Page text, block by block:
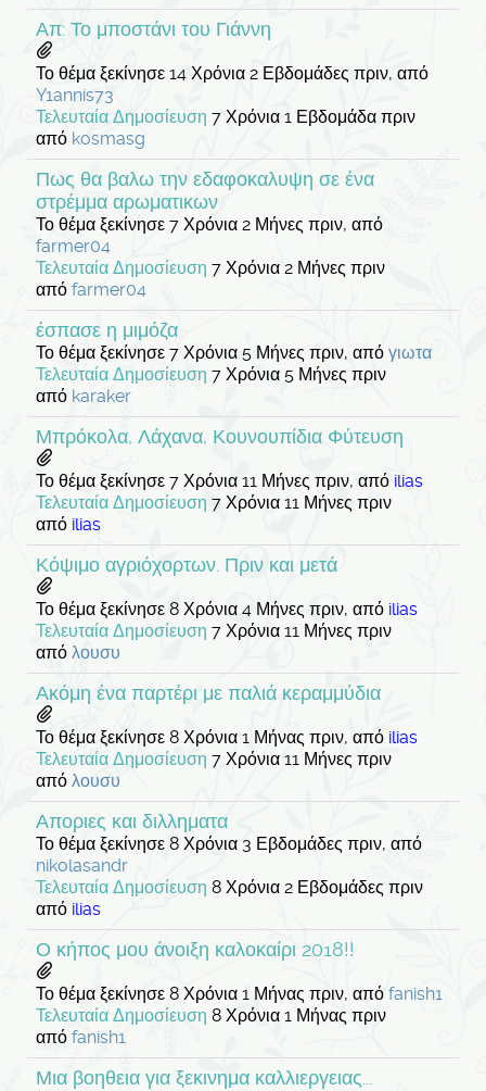
Απ: Το μποστάνι του Γιάννη
Το θέμα ξεκίνησε 14 Χρόνια 2 Εβδομάδες πριν, από
Y1annis73
Τελευταία Δημοσίευση 7 Χρόνια 1 Εβδομάδα πριν
από kosmasg
Πως θα βαλω την εδαφοκαλυψη σε ένα
στρέμμα αρωματικων
Το θέμα ξεκίνησε 7 Χρόνια 2 Μήνες πριν, από
farmer04
Τελευταία Δημοσίευση 7 Χρόνια 2 Μήνες πριν
από farmer04
έσπασε η μιμόζα
Το θέμα ξεκίνησε 7 Χρόνια 5 Μήνες πριν, από γιωτα
Τελευταία Δημοσίευση 7 Χρόνια 5 Μήνες πριν
από karaker
Μπρόκολα, Λάχανα, Κουνουπίδια Φύτευση
Το θέμα ξεκίνησε 7 Χρόνια 11 Μήνες πριν, από ilias
Τελευταία Δημοσίευση 7 Χρόνια 11 Μήνες πριν
από ilias
Κόψιμο αγριόχορτων. Πριν και μετά
Το θέμα ξεκίνησε 8 Χρόνια 4 Μήνες πριν, από ilias
Τελευταία Δημοσίευση 7 Χρόνια 11 Μήνες πριν
από λουσυ
Ακόμη ένα παρτέρι με παλιά κεραμμύδια
Το θέμα ξεκίνησε 8 Χρόνια 1 Μήνας πριν, από ilias
Τελευταία Δημοσίευση 7 Χρόνια 11 Μήνες πριν
από λουσυ
Αποριες και διλληματα
Το θέμα ξεκίνησε 8 Χρόνια 3 Εβδομάδες πριν, από
nikolasandr
Τελευταία Δημοσίευση 8 Χρόνια 2 Εβδομάδες πριν
από ilias
Ο κήπος μου άνοιξη καλοκαίρι 2018!!
Το θέμα ξεκίνησε 8 Χρόνια 1 Μήνας πριν, από fanish1
Τελευταία Δημοσίευση 8 Χρόνια 1 Μήνας πριν
από fanish1
Μια βοηθεια για ξεκινημα καλλιεργειας...